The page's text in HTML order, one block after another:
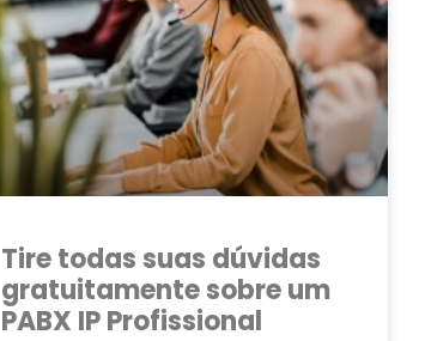
Tire todas suas dúvidas
gratuitamente sobre um
PABX IP Profissional